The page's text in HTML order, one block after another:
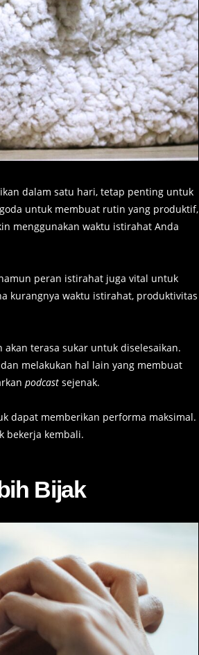
dalam satu hari, tetap penting untuk
untuk membuat rutin yang produktif,
menggunakan waktu istirahat Anda
peran istirahat juga vital untuk
kurangnya waktu istirahat, produktivitas
terasa sukar untuk diselesaikan.
melakukan hal lain yang membuat
podcast sejenak.
dapat memberikan performa maksimal.
bekerja kembali.
Bijak